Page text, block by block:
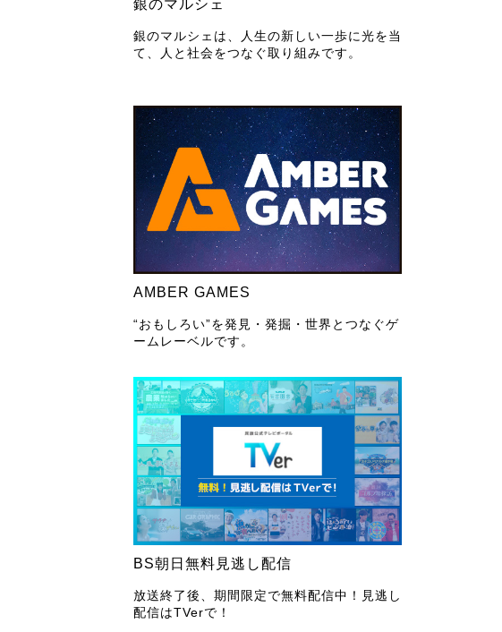
銀のマルシェ
銀のマルシェは、人生の新しい一歩に光を当
て、人と社会をつなぐ取り組みです。
AMBER GAMES
“おもしろい”を発見・発掘・世界とつなぐゲ
ームレーベルです。
BS朝日無料見逃し配信
放送終了後、期間限定で無料配信中！見逃し
配信はTVerで！